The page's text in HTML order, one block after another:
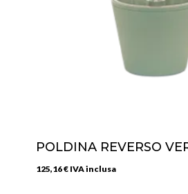
POLDINA REVERSO
125,16€ IVA inclusa